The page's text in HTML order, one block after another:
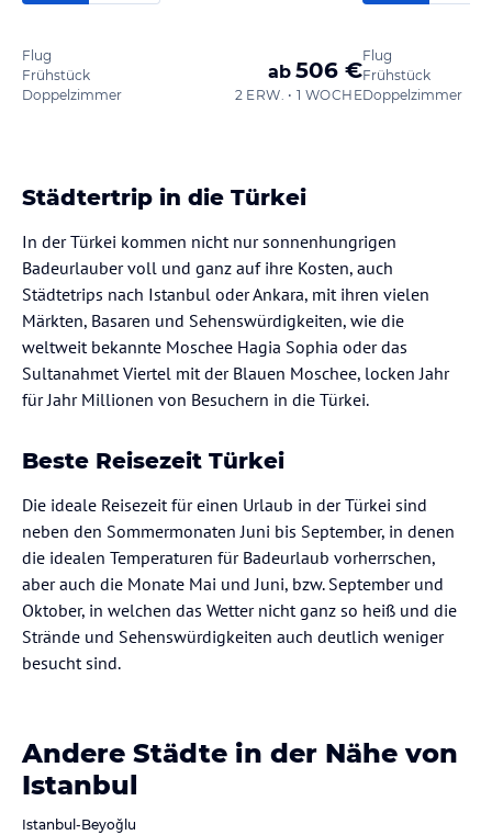
Flug
Frühstück
Doppelzimmer
ab 506 €
2 ERW. • 1 WOCHE
Flug
Frühstück
Doppelzimmer
Städtertrip in die Türkei
In der Türkei kommen nicht nur sonnenhungrigen
Badeurlauber voll und ganz auf ihre Kosten, auch
Städtetrips nach Istanbul oder Ankara, mit ihren vielen
Märkten, Basaren und Sehenswürdigkeiten, wie die
weltweit bekannte Moschee Hagia Sophia oder das
Sultanahmet Viertel mit der Blauen Moschee, locken Jahr
für Jahr Millionen von Besuchern in die Türkei.
Beste Reisezeit Türkei
Die ideale Reisezeit für einen Urlaub in der Türkei sind
neben den Sommermonaten Juni bis September, in denen
die idealen Temperaturen für Badeurlaub vorherrschen,
aber auch die Monate Mai und Juni, bzw. September und
Oktober, in welchen das Wetter nicht ganz so heiß und die
Strände und Sehenswürdigkeiten auch deutlich weniger
besucht sind.
Andere Städte in der Nähe von
Istanbul
Istanbul-Beyoğlu